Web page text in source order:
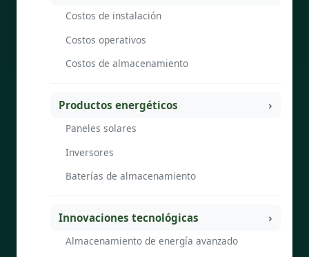
Costos de instalación
Costos operativos
Costos de almacenamiento
Productos energéticos
Paneles solares
Inversores
Baterías de almacenamiento
Innovaciones tecnológicas
Almacenamiento de energía avanzado